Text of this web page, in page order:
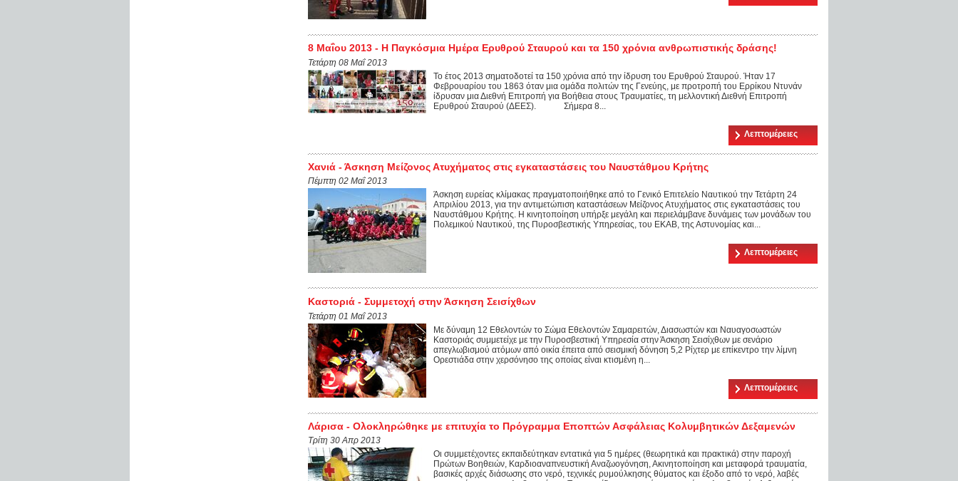
8 Μαΐου 2013 - Η Παγκόσμια Ημέρα Ερυθρού Σταυρού και τα 150 χρόνια ανθρωπιστικής δράσης!
Τετάρτη 08 Μαΐ 2013
Το έτος 2013 σηματοδοτεί τα 150 χρόνια από την ίδρυση του Ερυθρού Σταυρού. Ήταν 17
Φεβρουαρίου του 1863 όταν μια ομάδα πολιτών της Γενεύης, με προτροπή του Ερρίκου Ντυνάν
ίδρυσαν μια Διεθνή Επιτροπή για Βοήθεια στους Τραυματίες, τη μελλοντική Διεθνή Επιτροπή
Ερυθρού Σταυρού (ΔΕΕΣ). Σήμερα 8...
Λεπτομέρειες
Χανιά - Άσκηση Μείζονος Ατυχήματος στις εγκαταστάσεις του Ναυστάθμου Κρήτης
Πέμπτη 02 Μαΐ 2013
Άσκηση ευρείας κλίμακας πραγματοποιήθηκε από το Γενικό Επιτελείο Ναυτικού την Τετάρτη 24
Απριλίου 2013, για την αντιμετώπιση καταστάσεων Μείζονος Ατυχήματος στις εγκαταστάσεις του
Ναυστάθμου Κρήτης. Η κινητοποίηση υπήρξε μεγάλη και περιελάμβανε δυνάμεις των μονάδων του
Πολεμικού Ναυτικού, της Πυροσβεστικής Υπηρεσίας, του ΕΚΑΒ, της Αστυνομίας και...
Λεπτομέρειες
Καστοριά - Συμμετοχή στην Άσκηση Σεισίχθων
Τετάρτη 01 Μαΐ 2013
Με δύναμη 12 Εθελοντών το Σώμα Εθελοντών Σαμαρειτών, Διασωστών και Ναυαγοσωστών
Καστοριάς συμμετείχε με την Πυροσβεστική Υπηρεσία στην Άσκηση Σεισίχθων με σενάριο
απεγλωβισμού ατόμων από οικία έπειτα από σεισμική δόνηση 5,2 Ρίχτερ με επίκεντρο την λίμνη
Ορεστιάδα στην χερσόνησο της οποίας είναι κτισμένη η...
Λεπτομέρειες
Λάρισα - Ολοκληρώθηκε με επιτυχία το Πρόγραμμα Εποπτών Ασφάλειας Κολυμβητικών Δεξαμενών
Τρίτη 30 Απρ 2013
Οι συμμετέχοντες εκπαιδεύτηκαν εντατικά για 5 ημέρες (θεωρητικά και πρακτικά) στην παροχή
Πρώτων Βοηθειών, Καρδιοαναπνευστική Αναζωογόνηση, Ακινητοποίηση και μεταφορά τραυματία,
βασικές αρχές διάσωσης στο νερό, τεχνικές ρυμούλκησης θύματος και έξοδο από το νερό, λαβές